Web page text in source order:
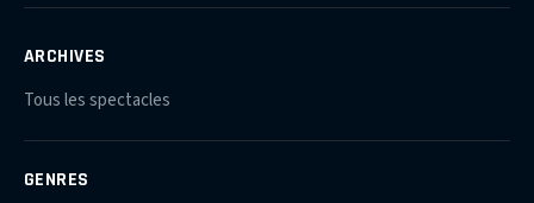
ARCHIVES
Tous les spectacles
GENRES